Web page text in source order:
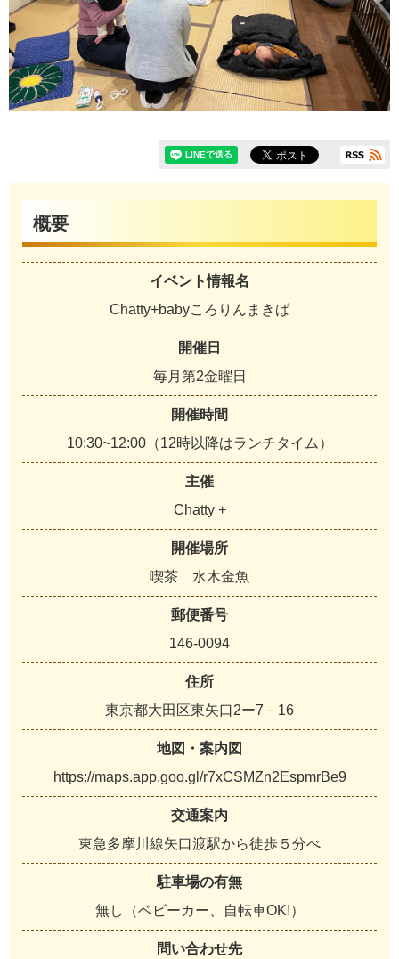
概要
イベント情報名
Chatty+babyころりんまきば
開催日
毎月第2金曜日
開催時間
10:30~12:00（12時以降はランチタイム）
主催
Chatty +
開催場所
喫茶 水木金魚
郵便番号
146-0094
住所
東京都大田区東矢口2ー7－16
地図・案内図
https://maps.app.goo.gl/r7xCSMZn2EspmrBe9
交通案内
東急多摩川線矢口渡駅から徒歩５分べ
駐車場の有無
無し（ベビーカー、自転車OK!）
問い合わせ先